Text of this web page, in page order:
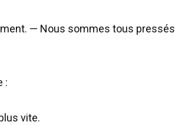
— Nous sommes tous pressés
:
vite.